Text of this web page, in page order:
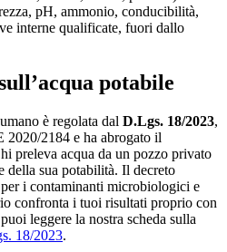
pH, ammonio, conducibilità,
interne qualificate, fuori dallo
potabile
è regolata dal D.Lgs. 18/2023,
2020/2184 e ha abrogato il
preleva acqua da un pozzo privato
della sua potabilità. Il decreto
i contaminanti microbiologici e
confronta i tuoi risultati proprio con
leggere la nostra scheda sulla
18/2023.